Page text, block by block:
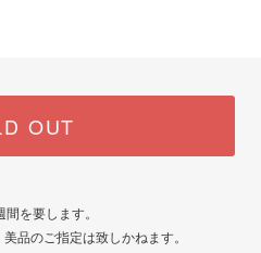
OUT
を要します。
品のご指定は致しかねます。